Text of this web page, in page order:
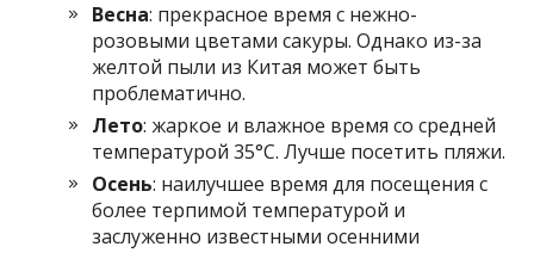
Весна: прекрасное время с нежно-
розовыми цветами сакуры. Однако из-за
желтой пыли из Китая может быть
проблематично.
Лето: жаркое и влажное время со средней
температурой 35°C. Лучше посетить пляжи.
Осень: наилучшее время для посещения с
более терпимой температурой и
заслуженно известными осенними